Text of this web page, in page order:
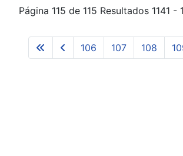
Página 115 de 115 Resultados 1141 -
106 107 108